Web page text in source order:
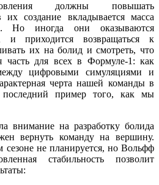
должны повышать
их создание вкладывается масса
Но иногда они оказываются
и приходится возвращаться к
их на болид и смотреть, что
часть для всех в Формуле-1: как
между цифровыми симуляциями и
черта нашей команды в
пример того, как мы
внимание на разработку болида
вернуть команду на вершину.
не планируется, но Вольфф
стабильность позволит